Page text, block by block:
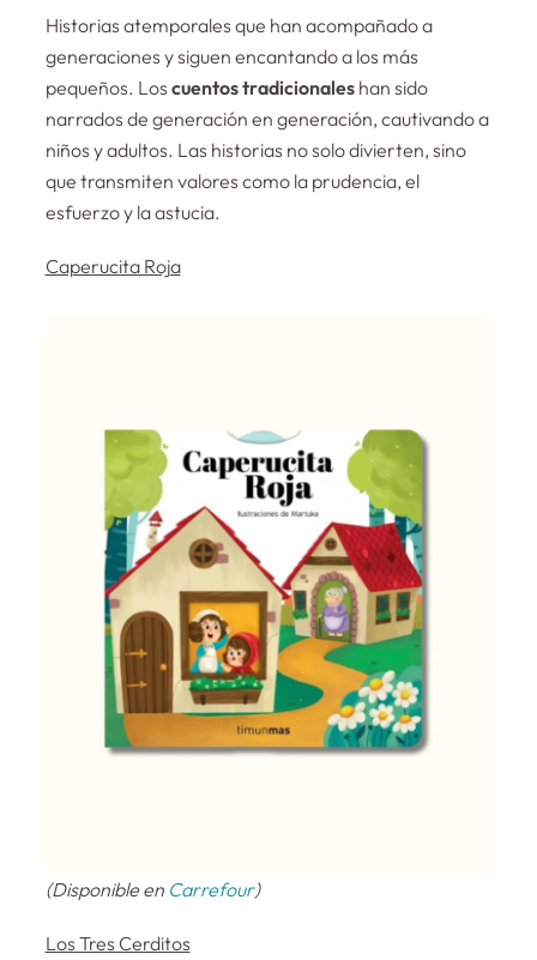
Historias atemporales que han acompañado a
generaciones y siguen encantando a los más
pequeños. Los cuentos tradicionaleshan sido
narrados de generación en generación, cautivando a
niños y adultos. Las historias no solo divierten, sino
que transmiten valores como la prudencia, el
esfuerzo y la astucia.
Caperucita Roja
(Disponible en Carrefour)
Los Tres Cerditos